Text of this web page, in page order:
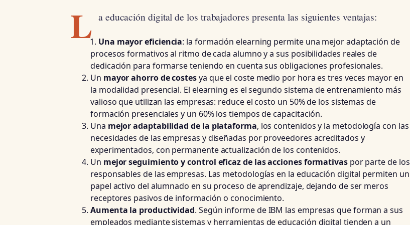
L a educación digital de los trabajadores presenta las siguientes ventajas:
Una mayor eficiencia: la formación elearning permite una mejor adaptación de
procesos formativos al ritmo de cada alumno y a sus posibilidades reales de
dedicación para formarse teniendo en cuenta sus obligaciones profesionales.
Un mayor ahorro de costesya que el coste medio por hora es tres veces mayor en
la modalidad presencial. El elearning es el segundo sistema de entrenamiento más
valioso que utilizan las empresas: reduce el costo un 50% de los sistemas de
formación presenciales y un 60% los tiempos de capacitación.
Una mejor adaptabilidad de la plataforma, los contenidos y la metodología con las
necesidades de las empresas y diseñadas por proveedores acreditados y
experimentados, con permanente actualización de los contenidos.
Un mejor seguimiento y control eficaz de las acciones formativaspor parte de los
responsables de las empresas. Las metodologías en la educación digital permiten un
papel activo del alumnado en su proceso de aprendizaje, dejando de ser meros
receptores pasivos de información o conocimiento.
Aumenta la productividad. Según informe de IBM las empresas que forman a sus
empleados mediante sistemas y herramientas de educación digital tienden a un